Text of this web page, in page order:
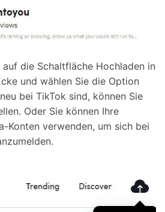
auf die Schaltfläche Hochladen in
und wählen Sie die Option
bei TikTok sind, können Sie
Oder Sie können Ihre
Konten verwenden, um sich bei